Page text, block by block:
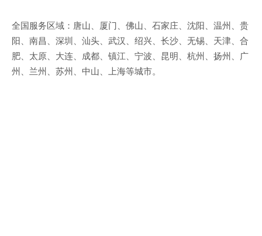
全国服务区域：唐山、厦门、佛山、石家庄、沈阳、温州、贵
阳、南昌、深圳、汕头、武汉、绍兴、长沙、无锡、天津、合
肥、太原、大连、成都、镇江、宁波、昆明、杭州、扬州、广
州、兰州、苏州、中山、上海等城市。